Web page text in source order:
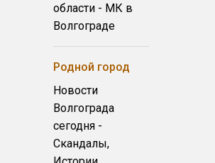
области - МК в
Волгограде
Родной город
Новости
Волгограда
сегодня -
Скандалы,